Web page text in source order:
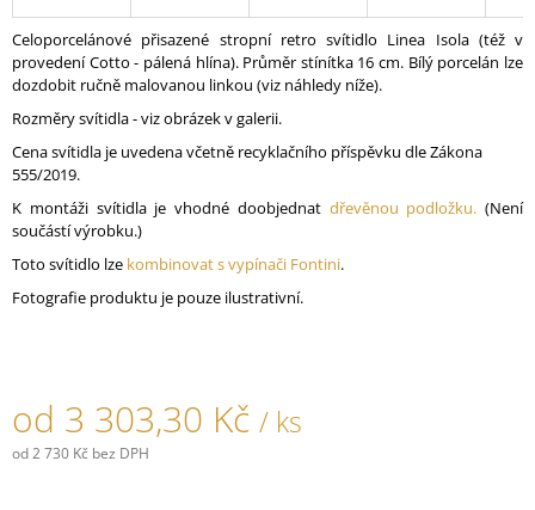
Celoporcelánové přisazené stropní retro svítidlo Linea Isola (též v
provedení Cotto - pálená hlína). Průměr stínítka 16 cm. Bílý porcelán lze
dozdobit ručně malovanou linkou (viz náhledy níže).
Rozměry svítidla - viz obrázek v galerii.
Cena svítidla je uvedena včetně recyklačního příspěvku dle Zákona
555/2019.
K montáži svítidla je vhodné doobjednat dřevěnou podložku. (Není
součástí výrobku.)
Toto svítidlo lze kombinovat s vypínači Fontini.
Fotografie produktu je pouze ilustrativní.
od 3 303,30 Kč / ks
od2 730 Kč bez DPH
O
P
O
R
Č
U
J
M
E
PORCELÁNOVÉ
Kč